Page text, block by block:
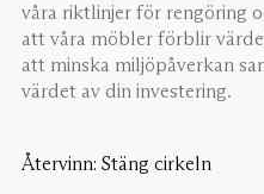
våra riktlinjer för rengöring
att våra möbler förblir
att minska miljöpåverkan
värdet av din investering.
Återvinn: Stäng cirkeln